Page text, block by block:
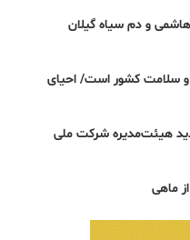
و دم سیاه گیلان
سلامت کشور است/ احیای
هیئت‌مدیره شرکت ملی
ماهی